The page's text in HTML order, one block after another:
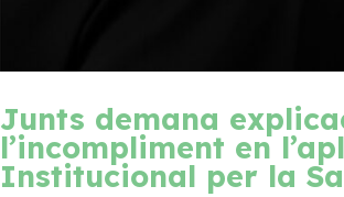
Junts demana
l’incompliment en
Institucional per la